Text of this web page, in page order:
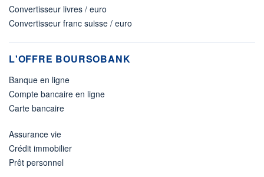
Convertisseur livres / euro
Convertisseur franc suisse / euro
L'OFFRE BOURSOBANK
Banque en ligne
Compte bancaire en ligne
Carte bancaire
Assurance vie
Crédit immobilier
Prêt personnel